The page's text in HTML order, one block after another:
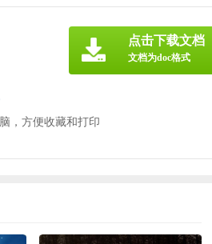
，方便收藏和打印
点击下载文档
文档为doc格式